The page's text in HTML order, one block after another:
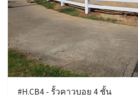
#H.CB4 - รั้วคาวบอย 4 ชั้น